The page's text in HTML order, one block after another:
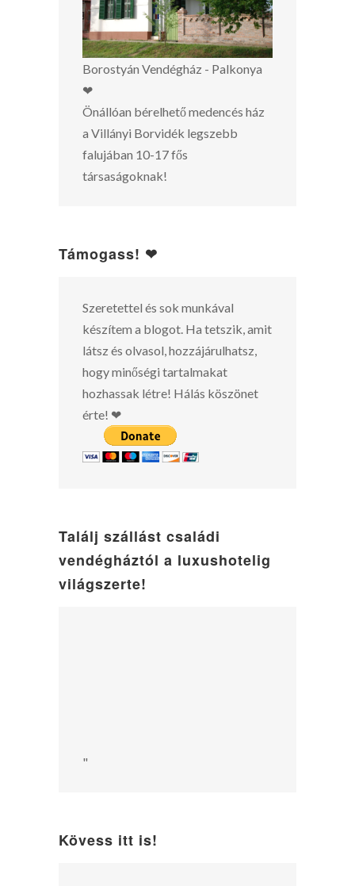
Borostyán Vendégház - Palkonya
❤
Önállóan bérelhető medencés ház
a Villányi Borvidék legszebb
falujában 10-17 fős
társaságoknak!
Támogass! ❤
Szeretettel és sok munkával
készítem a blogot. Ha tetszik, amit
látsz és olvasol, hozzájárulhatsz,
hogy minőségi tartalmakat
hozhassak létre! Hálás köszönet
érte! ❤
Találj szállást családi
vendégháztól a luxushotelig
világszerte!
"
Kövess itt is!